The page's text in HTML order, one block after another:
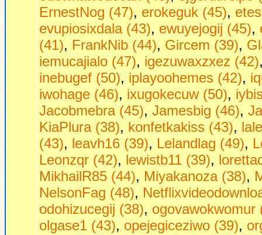
ErnestNog (47), erokeguk (45),
evupiosixdala (43), ewuyejogij (45),
(41), FrankNib (44), Gircem (39),
iemucajialo (47), igezuwaxzxez (42)
inebugef (50), iplayoohemes (42),
iwohage (46), ixugokecuw (50),
Jacobmebra (45), Jamesbig (46),
KiaPlura (38), konfetkakiss (43),
(43), leavh16 (39), Lelandlag (49),
Leonzqr (42), lewistb11 (39),
MikhailR85 (44), Miyakanoza (38),
NelsonFag (48),
odohizucegij (38), ogovawokwomur
olgase1 (43), opejegiceziwo (39),